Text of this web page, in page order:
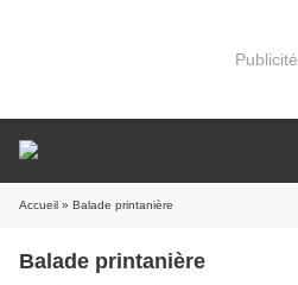
Publicité
Accueil » Balade printanière
Balade printanière